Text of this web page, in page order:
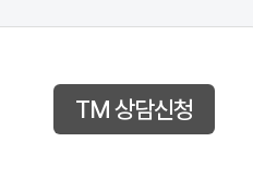
TM 상담신청